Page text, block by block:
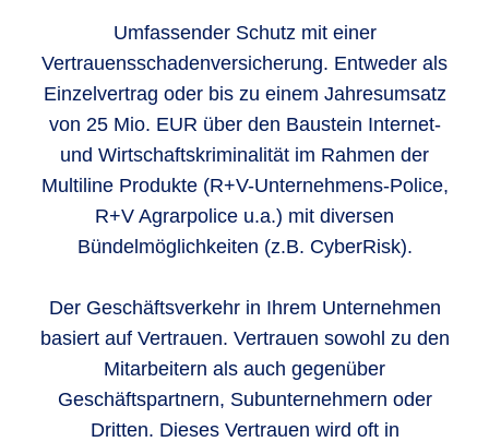
Umfassender Schutz mit einer
Vertrauensschadenversicherung. Entweder als
Einzelvertrag oder bis zu einem Jahresumsatz
von 25 Mio. EUR über den Baustein Internet-
und Wirtschaftskriminalität im Rahmen der
Multiline Produkte (R+V-Unternehmens-Police,
R+V Agrarpolice u.a.) mit diversen
Bündelmöglichkeiten (z.B. CyberRisk).
Der Geschäftsverkehr in Ihrem Unternehmen
basiert auf Vertrauen. Vertrauen sowohl zu den
Mitarbeitern als auch gegenüber
Geschäftspartnern, Subunternehmern oder
Dritten. Dieses Vertrauen wird oft in